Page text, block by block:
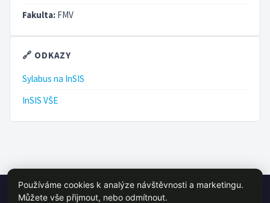
Fakulta: FMV
🔗 ODKAZY
Sylabus na InSIS
InSIS VŠE
© 2026 VŠE Wiki - studentský projekt, není oficálně spojen s VŠE
Používáme cookies k analýze návštěvnosti a marketingu.
Můžete vše přijmout, nebo odmítnout.